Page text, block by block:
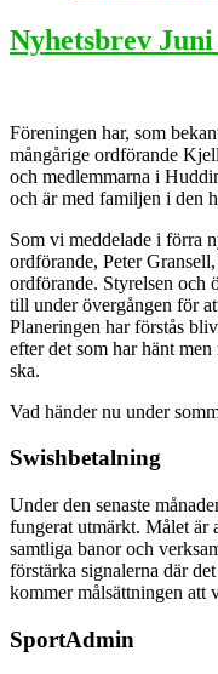
Nyhetsbrev Juni
Föreningen har, som
mångårige ordförande
och medlemmarna i
och är med familjen i den
Som vi meddelade i förra
ordförande, Peter
ordförande. Styrelsen och
till under övergången för
Planeringen har förstås
efter det som har hänt
ska.
Vad händer nu under
Swishbetalning
Under den senaste
fungerat utmärkt. Målet är
samtliga banor och
förstärka signalerna där
kommer målsättningen att
SportAdmin